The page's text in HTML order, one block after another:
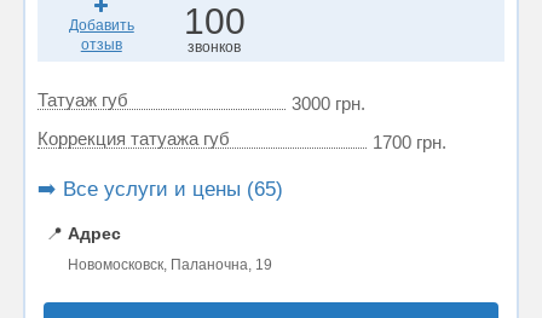
Добавить
отзыв
100
звонков
Татуаж губ
3000 грн.
Коррекция татуажа губ
1700 грн.
➡️ Все услуги и цены (65)
📍 Адрес
Новомосковск, Паланочна, 19